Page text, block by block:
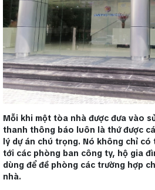
Mỗi khi một tòa nhà được đưa vào
thanh thông báo luôn là thứ được
lý dự án chú trọng. Nó không chỉ
tới các phòng ban công ty, hộ gia
dùng để đề phòng các trường hợp
nhà.